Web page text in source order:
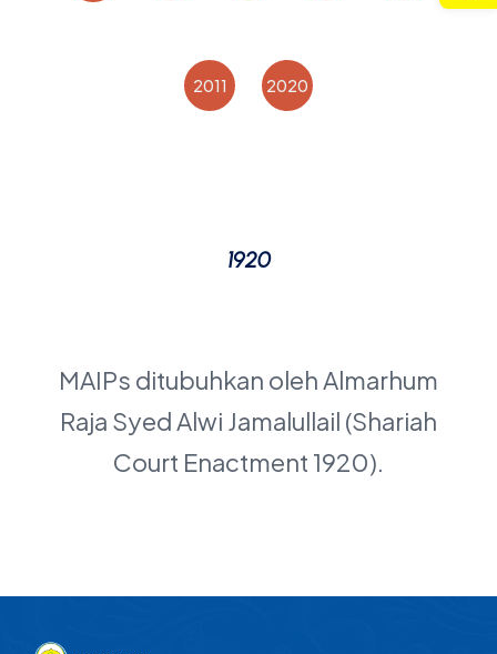
1920
MAIPs ditubuhkan oleh Almarhum
Raja Syed Alwi Jamalullail (Shariah
Court Enactment 1920).